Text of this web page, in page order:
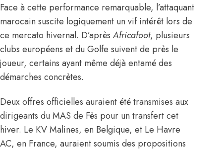
Face à cette performance remarquable, l’attaquant
marocain suscite logiquement un vif intérêt lors de
ce mercato hivernal. D’aprèsAfricafoot, plusieurs
clubs européens et du Golfe suivent de près le
joueur, certains ayant même déjà entamé des
démarches concrètes.
Deux offres officielles auraient été transmises aux
dirigeants du MAS de Fès pour un transfert cet
hiver. Le KV Malines, en Belgique, et Le Havre
AC, en France, auraient soumis des propositions